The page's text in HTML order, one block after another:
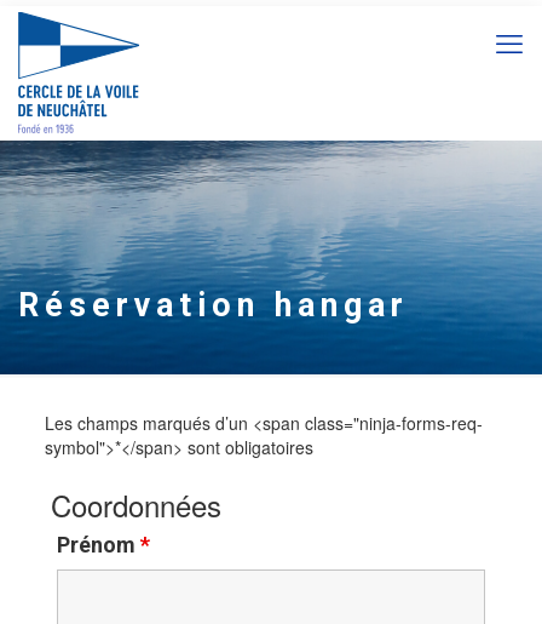
Réservation hangar
Les champs marqués d’un <span class="ninja-forms-req-
symbol">*</span> sont obligatoires
Coordonnées
Prénom *